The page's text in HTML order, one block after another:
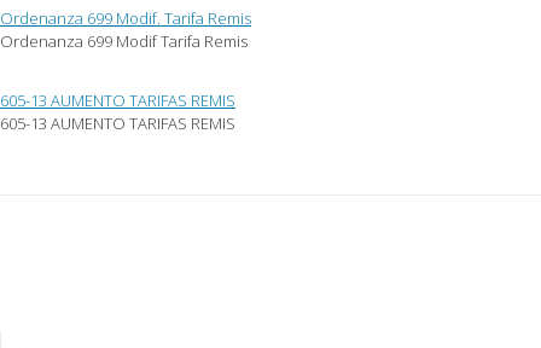
Ordenanza 699 Modif. Tarifa Remis
Ordenanza 699 Modif Tarifa Remis
605-13 AUMENTO TARIFAS REMIS
605-13 AUMENTO TARIFAS REMIS